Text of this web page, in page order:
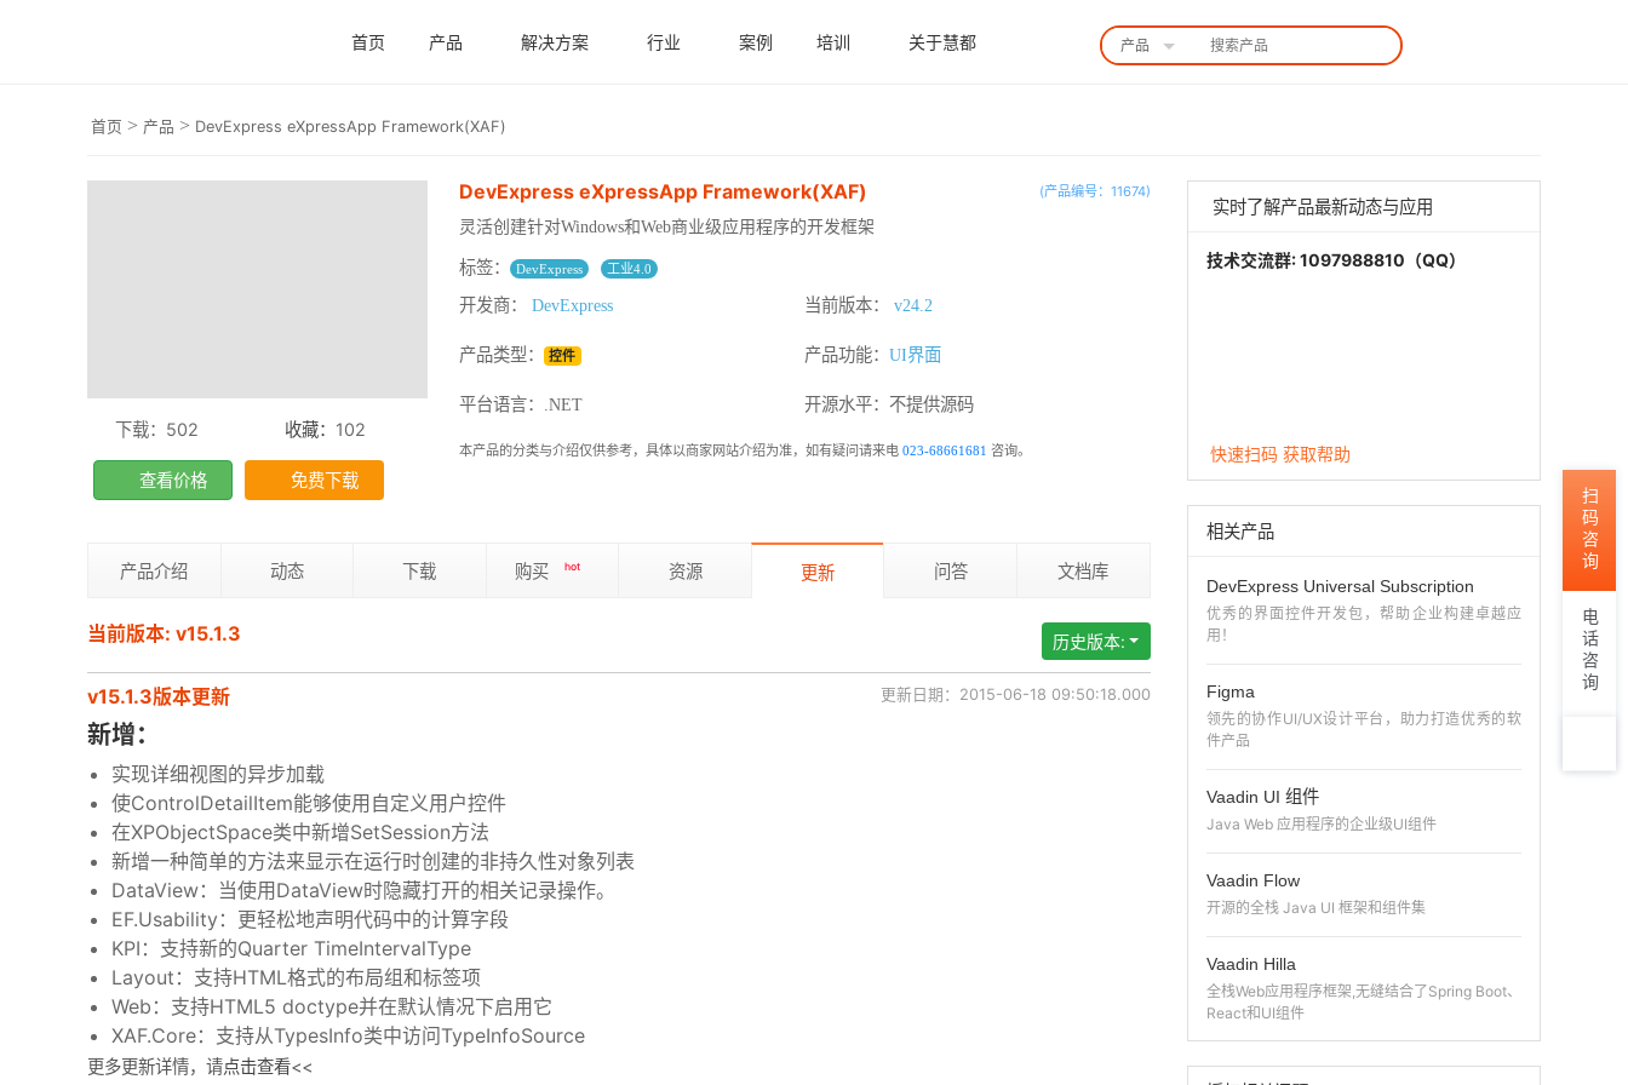
首页 产品 解决方案 行业 案例 培训 关于慧都 产品
首页 > 产品 > DevExpress eXpressApp Framework(XAF)
下载：502 收藏： 102
查看价格 免费下载
DevExpress eXpressApp Framework(XAF) (产品编号：11674)
灵活创建针对Windows和Web商业级应用程序的开发框架
标签： DevExpress 工业4.0
开发商：DevExpress 当前版本：v24.2
产品类型： 控件 产品功能：UI界面
平台语言：.NET 开源水平： 不提供源码
本产品的分类与介绍仅供参考，具体以商家网站介绍为准，如有疑问请来电 023-68661681咨询。
产品介绍 动态 下载 购买 hot 资源 更新 问答 文档库
当前版本: v15.1.3 历史版本:
v15.1.3版本更新 更新日期：2015-06-18 09:50:18.000
新增：
实现详细视图的异步加载
使ControlDetailItem能够使用自定义用户控件
在XPObjectSpace类中新增SetSession方法
新增一种简单的方法来显示在运行时创建的非持久性对象列表
DataView：当使用DataView时隐藏打开的相关记录操作。
EF.Usability：更轻松地声明代码中的计算字段
KPI：支持新的Quarter TimeIntervalType
Layout：支持HTML格式的布局组和标签项
Web：支持HTML5 doctype并在默认情况下启用它
XAF.Core：支持从TypesInfo类中访问TypeInfoSource
更多更新详情，请点击查看<<
实时了解产品最新动态与应用
技术交流群: 1097988810（QQ）
快速扫码 获取帮助
相关产品
DevExpress Universal Subscription
优秀的界面控件开发包，帮助企业构建卓越应
用！
Figma
领先的协作UI/UX设计平台，助力打造优秀的软
件产品
Vaadin UI 组件
Java Web 应用程序的企业级UI组件
Vaadin Flow
开源的全栈 Java UI 框架和组件集
Vaadin Hilla
全栈Web应用程序框架,无缝结合了Spring Boot、
React和UI组件
扫码咨询
电话咨询